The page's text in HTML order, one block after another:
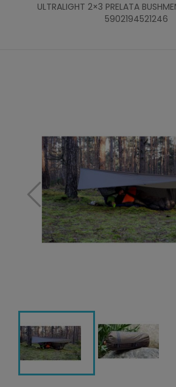
ULTRALIGHT 2×3 PRELATA
5902194521246